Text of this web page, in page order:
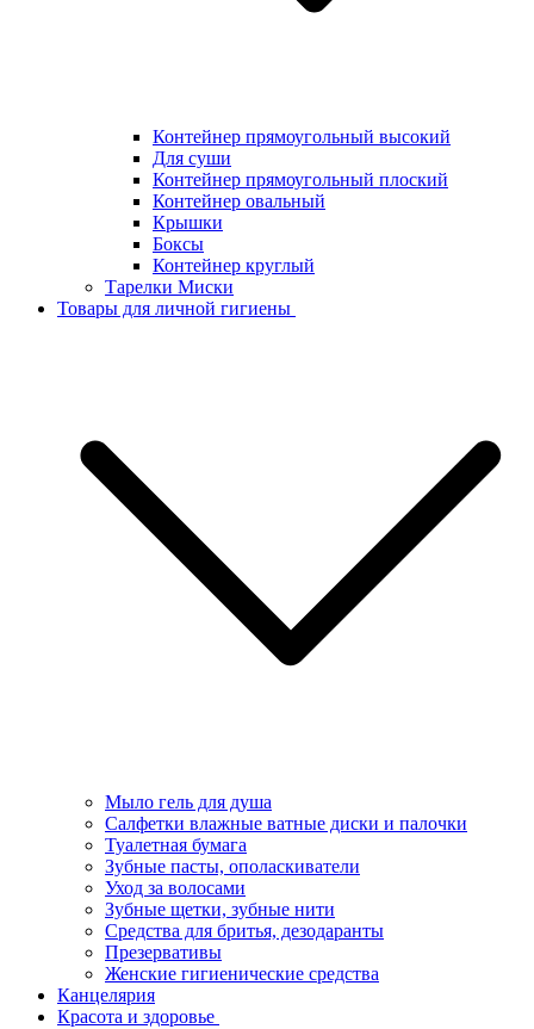
Контейнер прямоугольный высокий
Для суши
Контейнер прямоугольный плоский
Контейнер овальный
Крышки
Боксы
Контейнер круглый
Тарелки Миски
Товары для личной гигиены
Мыло гель для душа
Салфетки влажные ватные диски и палочки
Туалетная бумага
Зубные пасты, ополаскиватели
Уход за волосами
Зубные щетки, зубные нити
Средства для бритья, дезодаранты
Презервативы
Женские гигиенические средства
Канцелярия
Красота и здоровье